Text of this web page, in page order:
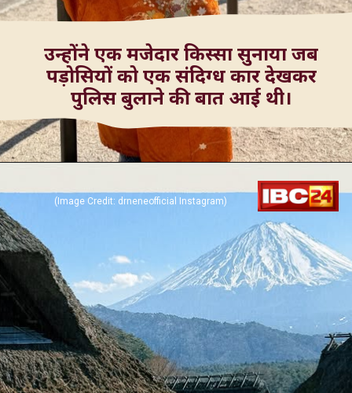
उन्होंने एक मजेदार किस्सा सुनाया जब
पड़ोसियों को एक संदिग्ध कार देखकर
(Image Credit: drneneofficial Instagram)